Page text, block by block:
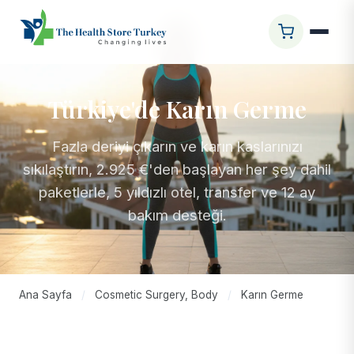
Türkiye'de Karın Germe
Fazla deriyi çıkarın ve karın kaslarınızı
sıkılaştırın, 2.925 €'den başlayan her şey dahil
paketlerle, 5 yıldızlı otel, transfer ve 12 ay
bakım desteği.
Ana Sayfa / Cosmetic Surgery, Body / Karın Germe